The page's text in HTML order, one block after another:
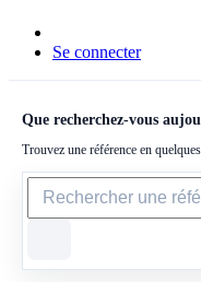
Se connecter
Que recherchez-vous
Trouvez une référence en quelques